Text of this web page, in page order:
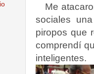
Me
sociales
piropos que
comprendí
inteligentes.